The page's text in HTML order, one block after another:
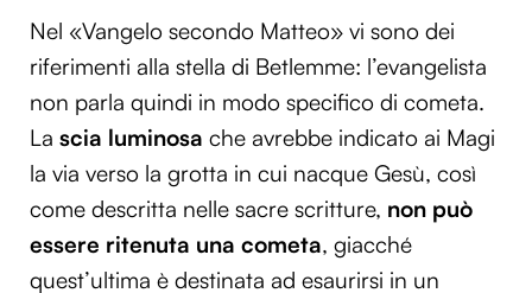
Nel «Vangelo secondo Matteo» vi sono dei
riferimenti alla stella di Betlemme: l’evangelista
non parla quindi in modo specifico di cometa.
La scia luminosa che avrebbe indicato ai Magi
la via verso la grotta in cui nacque Gesù, così
come descritta nelle sacre scritture, non può
essere ritenuta una cometa, giacché
quest’ultima è destinata ad esaurirsi in un